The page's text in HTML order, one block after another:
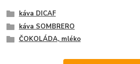
káva DICAF
káva SOMBRERO
ČOKOLÁDA, mléko